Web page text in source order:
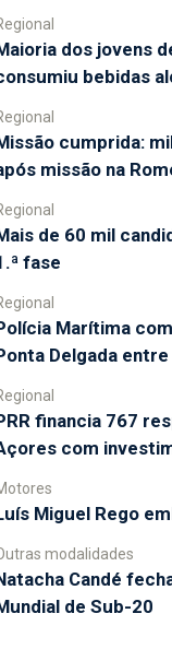
dos jovens
bebidas
cumprida:
missão na
de 60 mil
fase
Marítima
Delgada
financia 767
com
Miguel Rego
modalidades
Candé
de Sub-20